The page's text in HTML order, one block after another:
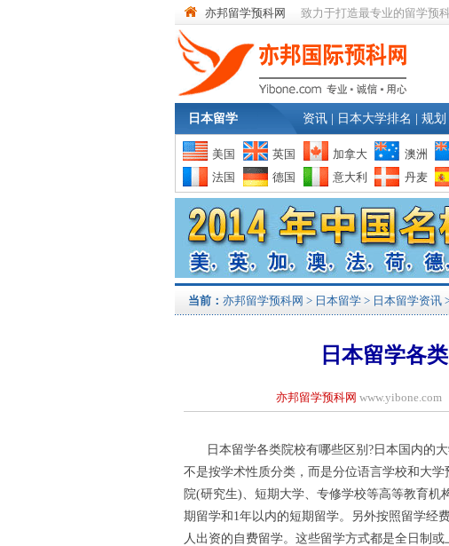
亦邦留学预科网 致力于打造最专业的留学预
日本留学 资讯 日本大学排名 规划
美国 英国 加拿大 澳洲
法国
德国 意大利 丹麦
当前： 亦邦留学预科网 > 日本留学 > 日本留学资讯
日本留学各
亦邦留学预科网
日本留学各类院校有哪些区别?日本国内的大
不是按学术性质分类，而是分位语言学校和大
院(研究生)、短期大学、专修学校等高等教育
期留学和1年以内的短期留学。另外按照留学经
人出资的自费留学。这些留学方式都是全日制或